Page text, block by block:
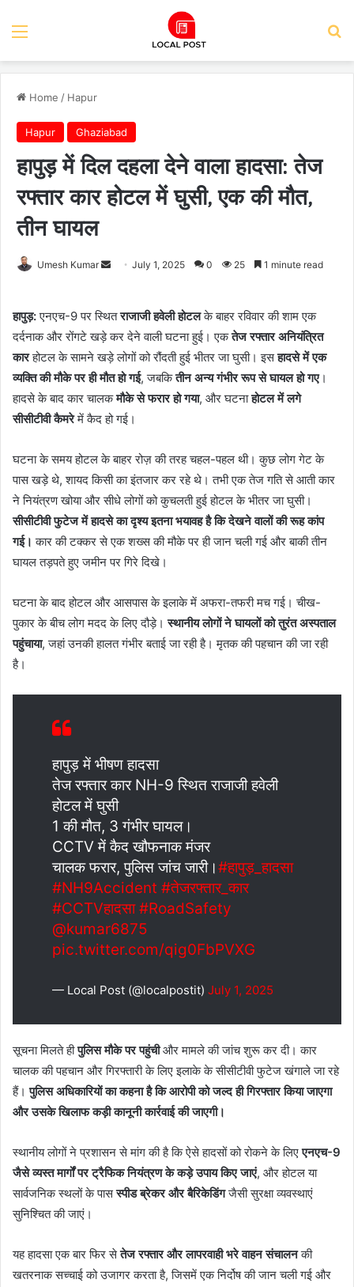
Menu
Home / Hapur
Hapur Ghaziabad
हापुड़ में दिल दहला देने वाला हादसा: तेज
रफ्तार कार होटल में घुसी, एक की मौत,
तीन घायल
Umesh Kumar
SendJuly 1, 2025 0 25 1 minute read
हापुड़:एनएच-9 पर स्थितराजाजी हवेली होटलके बाहर रविवार की शाम एक
दर्दनाक और रोंगटे खड़े कर देने वाली घटना हुई। एकतेज रफ्तार अनियंत्रित
कारहोटल के सामने खड़े लोगों को रौंदती हुई भीतर जा घुसी। इसहादसे में एक
व्यक्ति की मौके पर ही मौत हो गई, जबकितीन अन्य गंभीर रूप से घायल हो गए।
हादसे के बाद कार चालकमौके से फरार हो गया, और घटनाहोटल में लगे
सीसीटीवी कैमरेमें कैद हो गई।
घटना के समय होटल के बाहर रोज़ की तरह चहल-पहल थी। कुछ लोग गेट के
पास खड़े थे, शायद किसी का इंतजार कर रहे थे। तभी एक तेज गति से आती कार
ने नियंत्रण खोया और सीधे लोगों को कुचलती हुई होटल के भीतर जा घुसी।
सीसीटीवी फुटेज में हादसे का दृश्य इतना भयावह है कि देखने वालों की रूह कांप
गई। कार की टक्कर से एक शख्स की मौके पर ही जान चली गई और बाकी तीन
घायल तड़पते हुए जमीन पर गिरे दिखे।
घटना के बाद होटल और आसपास के इलाके में अफरा-तफरी मच गई। चीख-
पुकार के बीच लोग मदद के लिए दौड़े।स्थानीय लोगों ने घायलों को तुरंत अस्पताल
पहुंचाया, जहां उनकी हालत गंभीर बताई जा रही है। मृतक की पहचान की जा रही
है।
हापुड़ में भीषण हादसा
तेज रफ्तार कार NH-9 स्थित राजाजी हवेली
होटल में घुसी
1 की मौत, 3 गंभीर घायल।
CCTV में कैद खौफनाक मंजर
चालक फरार, पुलिस जांच जारी।#हापुड़_हादसा
#NH9Accident #तेजरफ्तार_कार
#CCTVहादसा #RoadSafety
@kumar6875
pic.twitter.com/qig0FbPVXG
— Local Post (@localpostit) July 1, 2025
सूचना मिलते हीपुलिस मौके पर पहुंचीऔर मामले की जांच शुरू कर दी। कार
चालक की पहचान और गिरफ्तारी के लिए इलाके के सीसीटीवी फुटेज खंगाले जा रहे
हैं।पुलिस अधिकारियों का कहना है कि आरोपी को जल्द ही गिरफ्तार किया जाएगा
और उसके खिलाफ कड़ी कानूनी कार्रवाई की जाएगी।
स्थानीय लोगों ने प्रशासन से मांग की है कि ऐसे हादसों को रोकने के लिएएनएच-9
जैसे व्यस्त मार्गों पर ट्रैफिक नियंत्रण के कड़े उपाय किए जाएं, और होटल या
सार्वजनिक स्थलों के पासस्पीड ब्रेकर और बैरिकेडिंगजैसी सुरक्षा व्यवस्थाएं
सुनिश्चित की जाएं।
यह हादसा एक बार फिर सेतेज रफ्तार और लापरवाही भरे वाहन संचालनकी
खतरनाक सच्चाई को उजागर करता है, जिसमें एक निर्दोष की जान चली गई और